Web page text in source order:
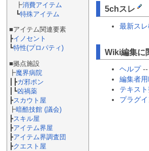
┣消費アイテム
┗特殊アイテム
■アイテム関連要素
┣イノセント
┗特性(プロパティ)
■拠点施設
┣魔界病院
┃┣ガ邪ポン
┃┗凶禍薬
┣スカウト屋
┣暗酷技館 (議会)
┣スキル屋
┣アイテム界屋
┣アイテム界調査団
┣クエスト屋
5chスレ
最新ス
Wiki編集に
ヘルプ--
編集者
テキス
プラグ